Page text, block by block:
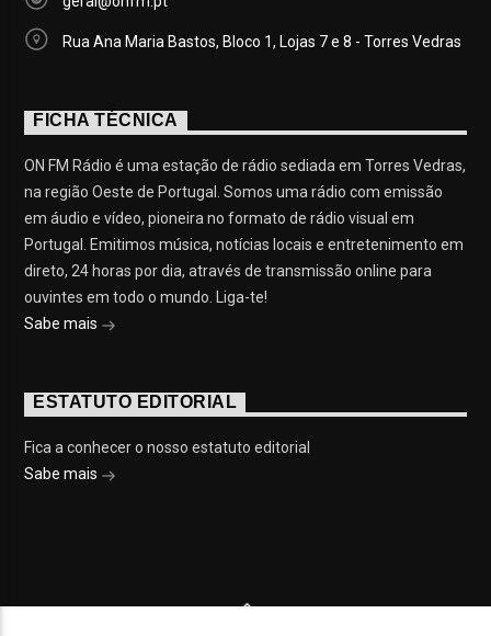
Rua Ana Maria Bastos, Bloco 1, Lojas 7 e 8 - Torres Vedras
FICHA TÉCNICA
ON FM Rádio é uma estação de rádio sediada em Torres Vedras,
na região Oeste de Portugal. Somos uma rádio com emissão
em áudio e vídeo, pioneira no formato de rádio visual em
Portugal. Emitimos música, notícias locais e entretenimento em
direto, 24 horas por dia, através de transmissão online para
ouvintes em todo o mundo. Liga-te!
Sabe mais
ESTATUTO EDITORIAL
Fica a conhecer o nosso estatuto editorial
Sabe mais